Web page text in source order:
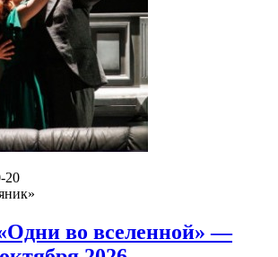
20
во вселенной» —